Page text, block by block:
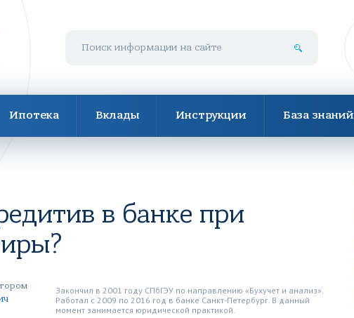
Ипотека Вклады Инструкции База знаний
в банке при
Закончил в 2001 году СПбГЭУ по направлению «Бухучет и анализ».
Работал с 2009 по 2016 год в банке Санкт-Петербург. В данный
момент занимается юридической практикой.